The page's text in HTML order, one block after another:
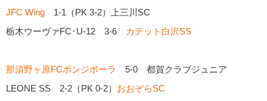
JFC Wing 1-1（PK 3-2）上三川SC
栃木ウーヴァFC･U-12 3-6
カテット白沢SS
那須野ヶ原FCボンジボーラ
5-0 都賀クラブジュニア
LEONE SS 2-2（PK 0-2） おおぞらSC